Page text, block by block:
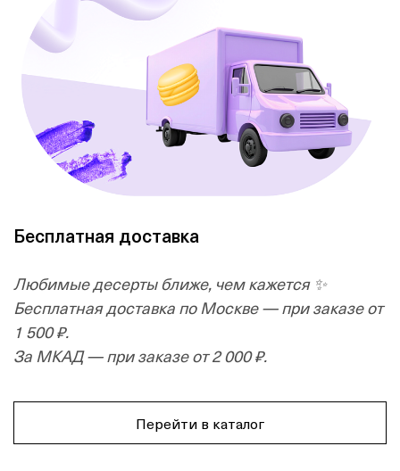
Бесплатная доставка
Любимые десерты ближе, чем кажется ✨
Бесплатная доставка по Москве — при заказе от
1 500 ₽.
За МКАД — при заказе от 2 000 ₽.
Перейти в каталог